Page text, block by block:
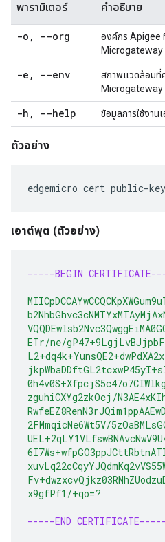
พารามิเตอร์ คำอธิบาย
-o , --org
องค์กร Apigee
Microgateway
-e , --env
สภาพแวดล้อมที่
Microgateway
-h , --help ข้อมูลการใช้งาน
ตัวอย่าง
edgemicro cert public-
เอาต์พุต (ตัวอย่าง)
-----BEGIN
ETr/ne/
zguhiCXYg2zkOcj/
2FMmqicNe6Wt5V/
x9gfPf1/+qo=?
-----END CERTIFICATE-----